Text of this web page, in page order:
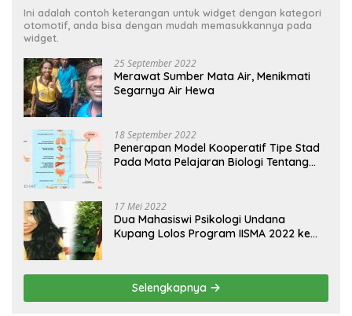
Ini adalah contoh keterangan untuk widget dengan kategori
otomotif, anda bisa dengan mudah memasukkannya pada
widget.
25 September 2022
Merawat Sumber Mata Air, Menikmati
Segarnya Air Hewa
18 September 2022
Penerapan Model Kooperatif Tipe Stad
Pada Mata Pelajaran Biologi Tentang
17 Mei 2022
Dua Mahasiswi Psikologi Undana
Kupang Lolos Program IISMA 2022 ke
Selengkapnya